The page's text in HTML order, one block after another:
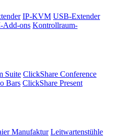
IP-KVM USB-Extender
ons Kontrollraum-
Suite ClickShare Conference
Bars ClickShare Present
Manufaktur Leitwartenstühle